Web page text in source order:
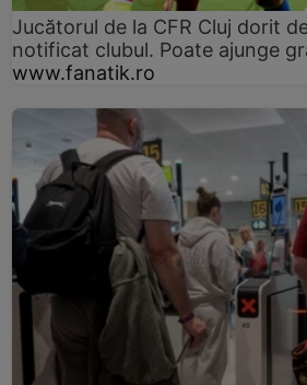
Jucătorul de la CFR Cluj dorit
notificat clubul. Poate ajunge
www.fanatik.ro